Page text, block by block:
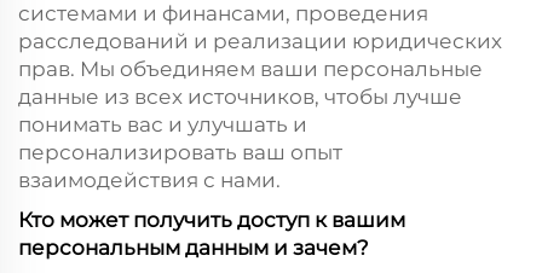
системами и финансами, проведения
расследований и реализации юридических
прав. Мы объединяем ваши персональные
данные из всех источников, чтобы лучше
понимать вас и улучшать и
персонализировать ваш опыт
взаимодействия с нами.
Кто может получить доступ к вашим
персональным данным и зачем?